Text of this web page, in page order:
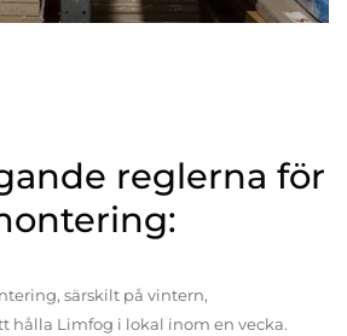
reglerna för
särskilt på vintern,
hålla Limfog i lokal inom en vecka.